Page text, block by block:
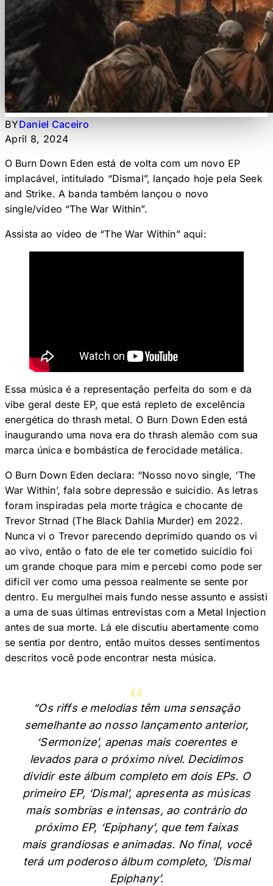
BYDaniel Caceiro
April 8, 2024
O Burn Down Eden está de volta com um novo EP
implacável, intitulado “Dismal”, lançado hoje pela Seek
and Strike. A banda também lançou o novo
single/vídeo “The War Within”.
Assista ao vídeo de “The War Within” aqui:
Essa música é a representação perfeita do som e da
vibe geral deste EP, que está repleto de excelência
energética do thrash metal. O Burn Down Eden está
inaugurando uma nova era do thrash alemão com sua
marca única e bombástica de ferocidade metálica.
O Burn Down Eden declara: “Nosso novo single, ‘The
War Within’, fala sobre depressão e suicídio. As letras
foram inspiradas pela morte trágica e chocante de
Trevor Strnad (The Black Dahlia Murder) em 2022.
Nunca vi o Trevor parecendo deprimido quando os vi
ao vivo, então o fato de ele ter cometido suicídio foi
um grande choque para mim e percebi como pode ser
difícil ver como uma pessoa realmente se sente por
dentro. Eu mergulhei mais fundo nesse assunto e assisti
a uma de suas últimas entrevistas com a Metal Injection
antes de sua morte. Lá ele discutiu abertamente como
se sentia por dentro, então muitos desses sentimentos
descritos você pode encontrar nesta música.
“Os riffs e melodias têm uma sensação
semelhante ao nosso lançamento anterior,
‘Sermonize’, apenas mais coerentes e
levados para o próximo nível. Decidimos
dividir este álbum completo em dois EPs. O
primeiro EP, ‘Dismal’, apresenta as músicas
mais sombrias e intensas, ao contrário do
próximo EP, ‘Epiphany’, que tem faixas
mais grandiosas e animadas. No final, você
terá um poderoso álbum completo, ‘Dismal
Epiphany’.